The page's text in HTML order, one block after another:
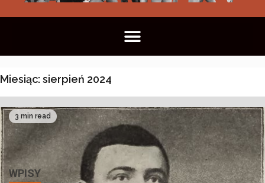
Miesiąc: sierpień 2024
3 min read
WPISY